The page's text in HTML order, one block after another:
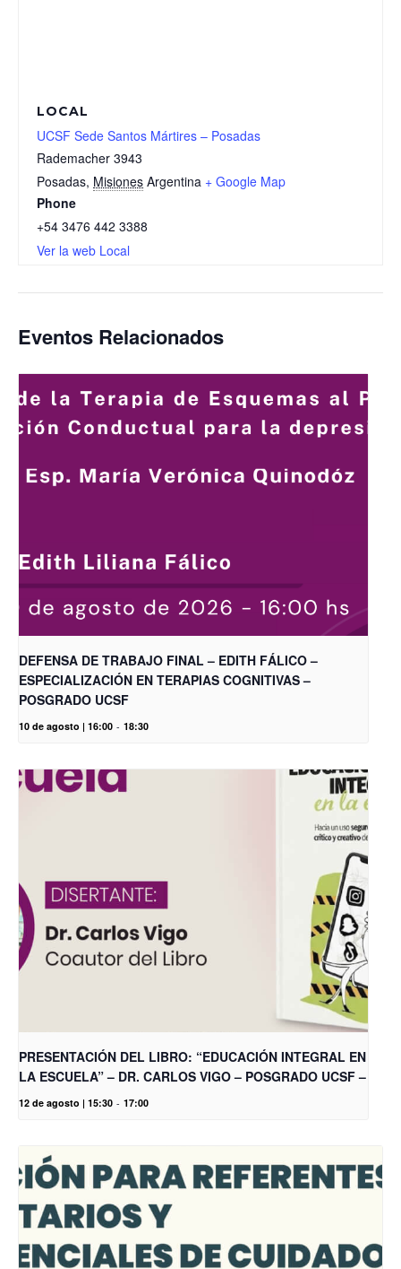
LOCAL
UCSF Sede Santos Mártires – Posadas
Rademacher 3943
Posadas, Misiones Argentina + Google Map
Phone
+54 3476 442 3388
Ver la web Local
Eventos Relacionados
DEFENSA DE TRABAJO FINAL – EDITH FÁLICO –
ESPECIALIZACIÓN EN TERAPIAS COGNITIVAS –
POSGRADO UCSF
10 de agosto | 16:00 - 18:30
PRESENTACIÓN DEL LIBRO: “EDUCACIÓN INTEGRAL EN
LA ESCUELA” – DR. CARLOS VIGO – POSGRADO UCSF –
12 de agosto | 15:30 - 17:00